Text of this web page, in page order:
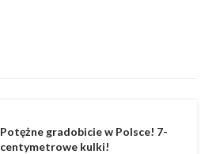
Potężne gradobicie w Polsce! 7-
centymetrowe kulki!